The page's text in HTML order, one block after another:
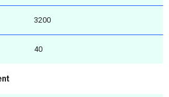
3200
40